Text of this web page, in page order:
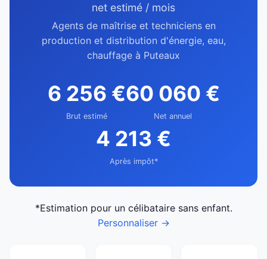
net estimé / mois
Agents de maîtrise et techniciens en
production et distribution d'énergie, eau,
chauffage à Puteaux
6 256 €
Brut estimé
60 060 €
Net annuel
4 213 €
Après impôt*
*Estimation pour un célibataire sans enfant.
Personnaliser →